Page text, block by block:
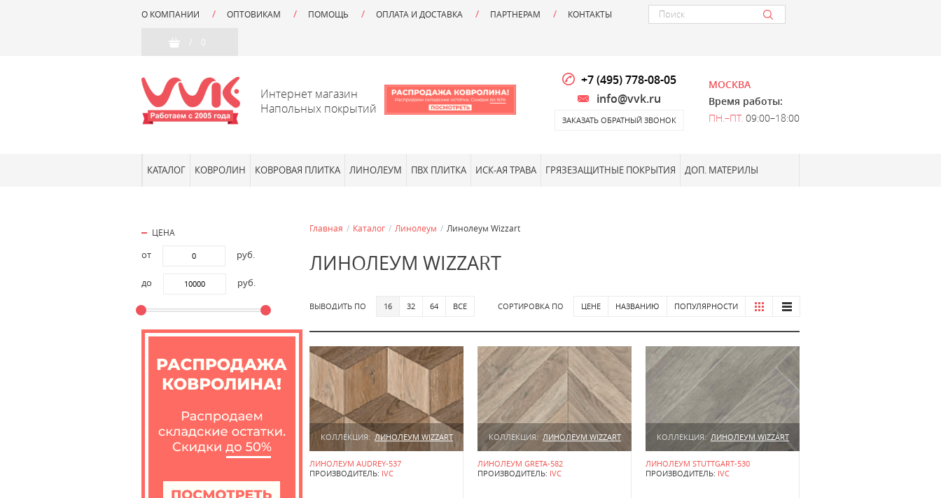
О КОМПАНИИ ОПТОВИКАМ ПОМОЩЬ ОПЛАТА И ДОСТАВКА ПАРТНЕРАМ КОНТАКТЫ
/ 0
Интернет магазин
Напольных покрытий
+7 (495) 778-08-05
info@vvk.ru
ЗАКАЗАТЬ ОБРАТНЫЙ ЗВОНОК
МОСКВА
Время работы:
ПН.–ПТ. 09:00–18:00
КАТАЛОГ КОВРОЛИН КОВРОВАЯ ПЛИТКА ЛИНОЛЕУМ ПВХ ПЛИТКА ИСК-АЯ ТРАВА ГРЯЗЕЗАЩИТНЫЕ ПОКРЫТИЯ ДОП. МАТЕРИЛЫ
ЦЕНА
от руб.
до руб.
Главная / Каталог / Линолеум / Линолеум Wizzart
ЛИНОЛЕУМ WIZZART
ВЫВОДИТЬ ПО 16 32 64 ВСЕ СОРТИРОВКА ПО ЦЕНЕ НАЗВАНИЮ ПОПУЛЯРНОСТИ
КОЛЛЕКЦИЯ: ЛИНОЛЕУМ WIZZART
ЛИНОЛЕУМ AUDREY-537
ПРОИЗВОДИТЕЛЬ: IVC
КОЛЛЕКЦИЯ: ЛИНОЛЕУМ WIZZART
ЛИНОЛЕУМ GRETA-582
ПРОИЗВОДИТЕЛЬ: IVC
КОЛЛЕКЦИЯ: ЛИНОЛЕУМ WIZZART
ЛИНОЛЕУМ STUTTGART-530
ПРОИЗВОДИТЕЛЬ: IVC